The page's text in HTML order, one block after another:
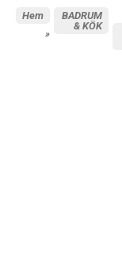
Hem
»
BADRUM
& KÖK